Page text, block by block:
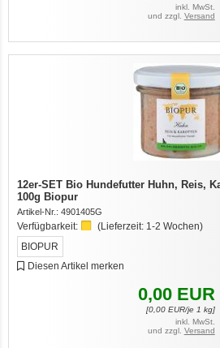
inkl. MwSt.
und zzgl. Versand
12er-SET Bio Hundefutter Huhn, Reis,
100g Biopur
Artikel-Nr.: 4901405G
Verfügbarkeit: (Lieferzeit: 1-2 Wochen)
BIOPUR
Diesen Artikel merken
0,00 EUR
[0,00EUR/je 1 kg]
inkl. MwSt.
und zzgl. Versand